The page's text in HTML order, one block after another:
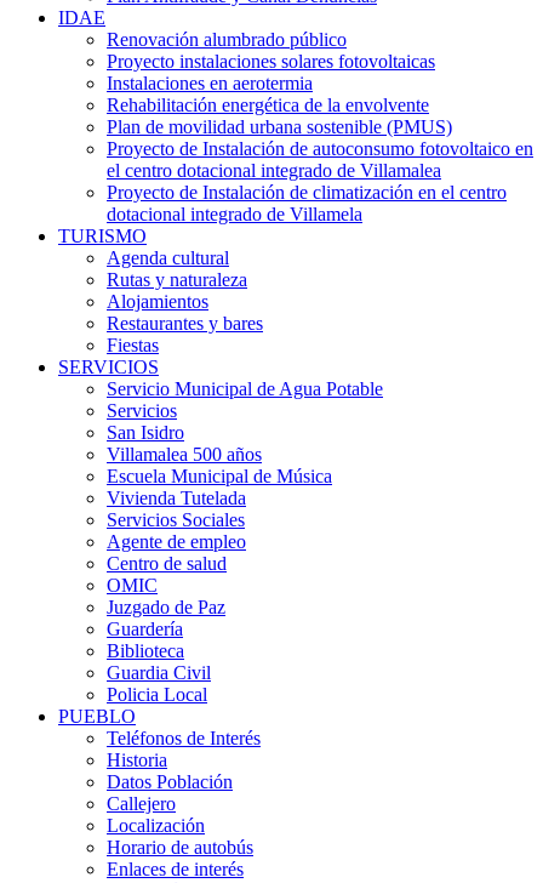
IDAE
Renovación alumbrado público
Proyecto instalaciones solares fotovoltaicas
Instalaciones en aerotermia
Rehabilitación energética de la envolvente
Plan de movilidad urbana sostenible (PMUS)
Proyecto de Instalación de autoconsumo fotovoltaico en
el centro dotacional integrado de Villamalea
Proyecto de Instalación de climatización en el centro
dotacional integrado de Villamela
TURISMO
Agenda cultural
Rutas y naturaleza
Alojamientos
Restaurantes y bares
Fiestas
SERVICIOS
Servicio Municipal de Agua Potable
Servicios
San Isidro
Villamalea 500 años
Escuela Municipal de Música
Vivienda Tutelada
Servicios Sociales
Agente de empleo
Centro de salud
OMIC
Juzgado de Paz
Guardería
Biblioteca
Guardia Civil
Policia Local
PUEBLO
Teléfonos de Interés
Historia
Datos Población
Callejero
Localización
Horario de autobús
Enlaces de interés